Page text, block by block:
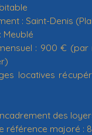
: Saint-Denis
Meublé
: 900 €
locatives
des
référence majoré :